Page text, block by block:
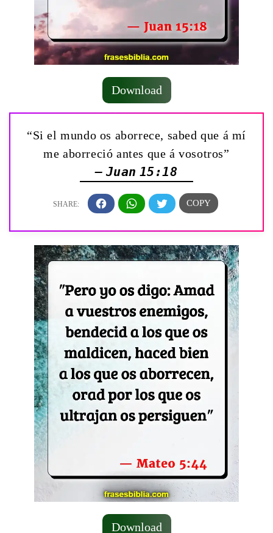
Download
“Si el mundo os aborrece, sabed que á mí
me aborreció antes que á vosotros”
— Juan 15:18
Download